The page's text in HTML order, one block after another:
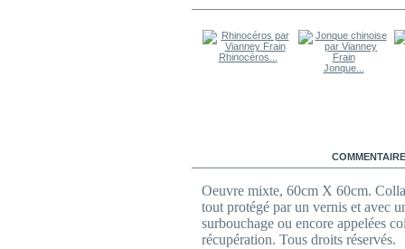
Rhinocéros...
Jonque...
Oeuvre mixte, 60cm X 60cm.
tout protégé par un vernis et avec
surbouchage ou encore appelées
récupération. Tous droits réservés.